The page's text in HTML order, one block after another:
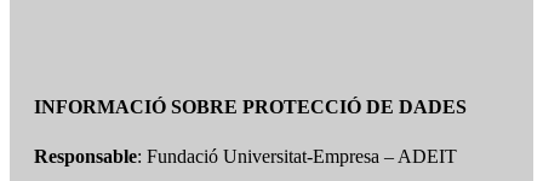
INFORMACIÓ SOBRE PROTECCIÓ DE DADES
Responsable: Fundació Universitat-Empresa – ADEIT